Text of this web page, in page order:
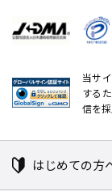
当サ
する
信を採
はじめての方